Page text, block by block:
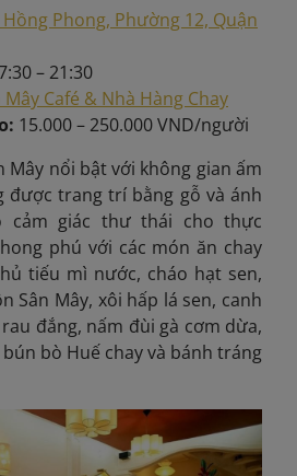
Hồng Phong, Phường 12, Quận
– 21:30
Mây Café & Nhà Hàng Chay
15.000 – 250.000 VND/người
Mây nổi bật với không gian ấm
được trang trí bằng gỗ và ánh
cảm giác thư thái cho thực
phú với các món ăn chay
tiếu mì nước, cháo hạt sen,
Sân Mây, xôi hấp lá sen, canh
đắng, nấm đùi gà cơm dừa,
bò Huế chay và bánh tráng